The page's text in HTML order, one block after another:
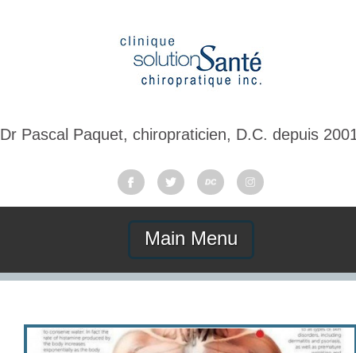
Dr Pascal Paquet, chiropraticien, D.C. depuis
Main Menu